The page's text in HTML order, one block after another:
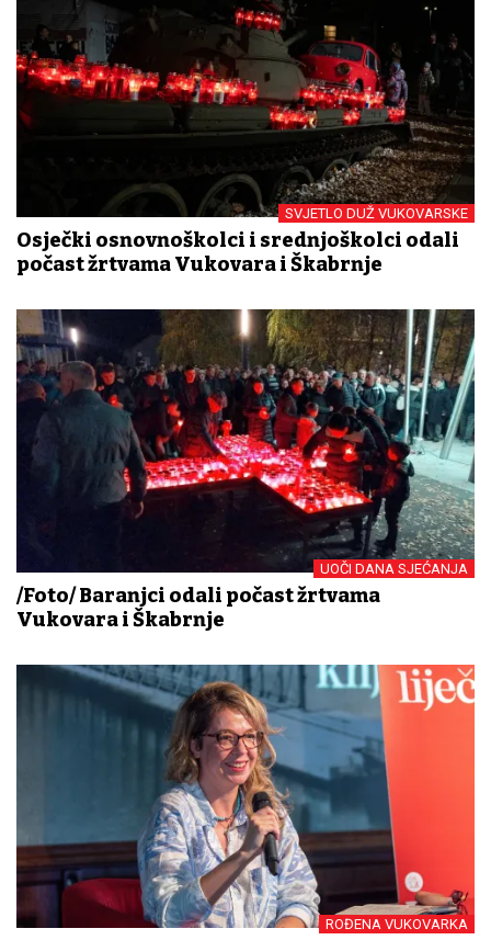
SVJETLO DUŽ VUKOVARSKE
Osječki osnovnoškolci i srednjoškolci odali
počast žrtvama Vukovara i Škabrnje
UOČI DANA SJEĆANJA
/Foto/ Baranjci odali počast žrtvama
Vukovara i Škabrnje
ROĐENA VUKOVARKA